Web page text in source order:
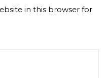
in this browser for